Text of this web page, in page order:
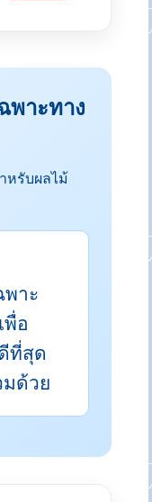
พาะทาง
หรับผลไม้
าะ
อ
ที่สุด
มด้วย